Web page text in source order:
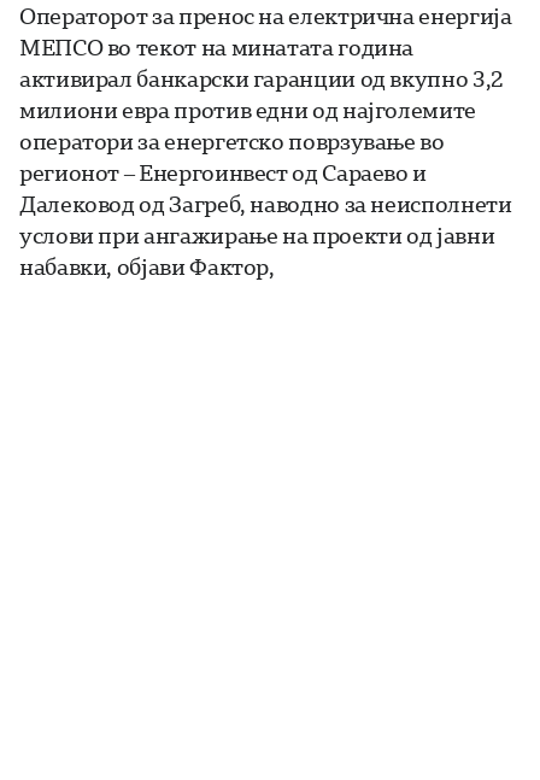
Операторот за пренос на електрична енергија
МЕПСО во текот на минатата година
активирал банкарски гаранции од вкупно 3,2
милиони евра против едни од најголемите
оператори за енергетско поврзување во
регионот – Енергоинвест од Сараево и
Далековод од Загреб, наводно за неисполнети
услови при ангажирање на проекти од јавни
набавки, објави Фактор,